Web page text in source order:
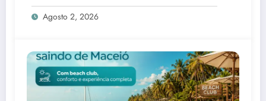
Agosto 2, 2026